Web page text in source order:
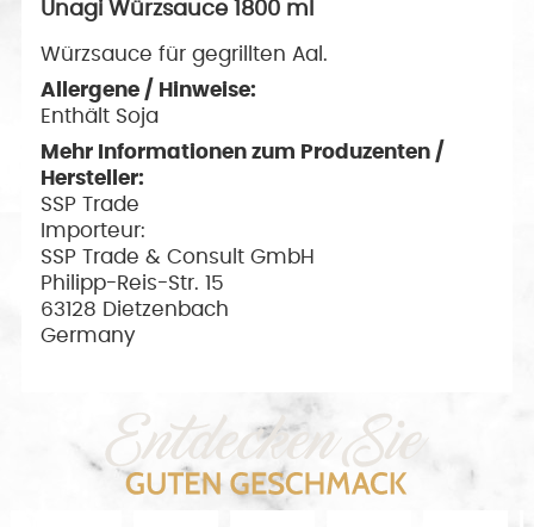
Unagi Würzsauce 1800 ml
Würzsauce für gegrillten Aal.
Allergene / Hinweise:
Enthält Soja
Mehr Informationen zum Produzenten /
Hersteller:
SSP Trade
Importeur:
SSP Trade & Consult GmbH
Philipp-Reis-Str. 15
63128 Dietzenbach
Germany